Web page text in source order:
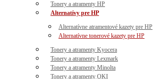
Tonery a atramenty HP
Alternatívy pre HP
Alternatívne atramentové kazety pre HP
Alternatívne tonerové kazety pre HP
Tonery a atramenty Kyocera
Tonery a atramenty Lexmark
Tonery a atramenty Minolta
Tonery a atramenty OKI